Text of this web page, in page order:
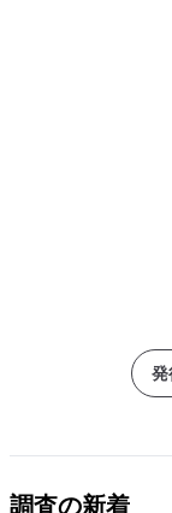
発
調査の新着